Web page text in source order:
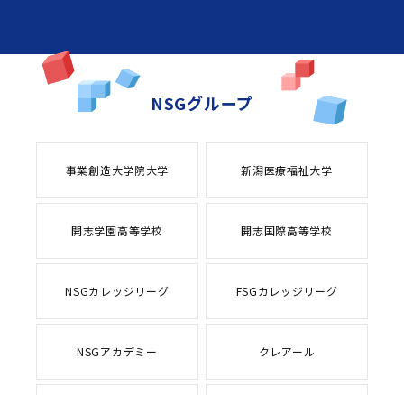
NSGグループ
事業創造大学院大学 新潟医療福祉大学
開志学園高等学校 開志国際高等学校
NSGカレッジリーグ FSGカレッジリーグ
NSGアカデミー クレアール